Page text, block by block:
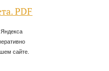
PDF
сайте.